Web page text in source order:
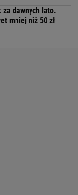
za dawnych lato.
mniej niż 50 zł